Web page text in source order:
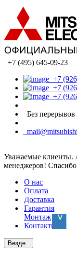
+7 (495) 645-09-23
+7
+7
+7
Без
Уважаемые клиенты.
менеджеров!
О нас
Оплата
Доставка
Гарантия
Монтаж
Контакты
Везде